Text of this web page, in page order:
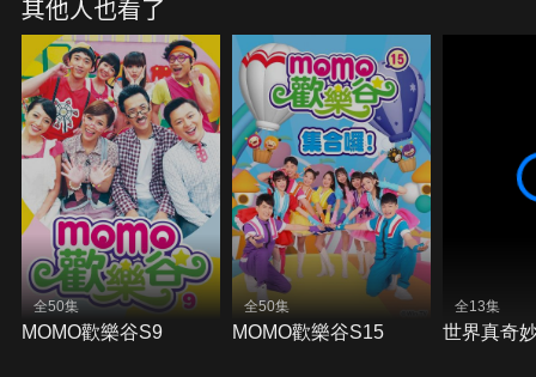
其他人也看了
全50集
MOMO歡樂谷S9
全50集
MOMO歡樂谷S15
全13集
世界真奇